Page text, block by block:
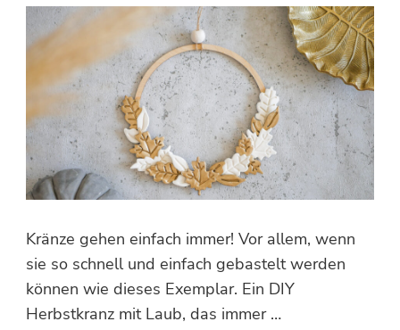
Kränze gehen einfach immer! Vor allem, wenn
sie so schnell und einfach gebastelt werden
können wie dieses Exemplar. Ein DIY
Herbstkranz mit Laub, das immer …